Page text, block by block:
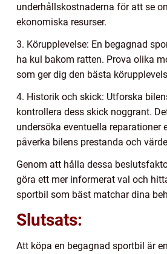
underhållskostnaderna för att se
ekonomiska resurser.
3. Körupplevelse: En begagnad
ha kul bakom ratten. Prova olika
som ger dig den bästa
4. Historik och skick: Utforska
kontrollera dess skick noggrant.
undersöka eventuella reparationer
påverka bilens prestanda och
Genom att hålla dessa
göra ett mer informerat val och
sportbil som bäst matchar dina
Slutsats:
Att köpa en begagnad sportbil är